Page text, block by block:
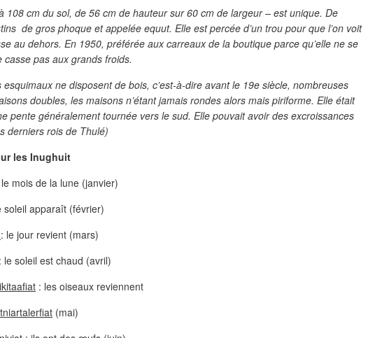
108 cm du sol, de 56 cm de hauteur sur 60 cm de largeur – est unique. De
de gros phoque et appelée equut. Elle est percée d’un trou pour que l’on voit
au dehors. En 1950, préférée aux carreaux de la boutique parce qu’elle ne se
casse pas aux grands froids.
esquimaux ne disposent de bois, c’est-à-dire avant le 19e siècle, nombreuses
doubles, les maisons n’étant jamais rondes alors mais piriforme. Elle était
pente généralement tournée vers le sud. Elle pouvait avoir des excroissances
derniers rois de Thulé)
les Inughuit
mois de la lune (janvier)
soleil apparaît (février)
: le jour revient (mars)
: le soleil est chaud (avril)
: les oiseaux reviennent
(mai)